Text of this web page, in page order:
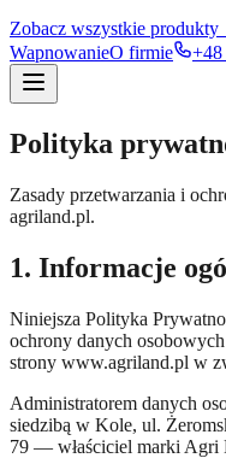
Zobacz wszystkie
WapnowanieO firmie +48
Polityka
Zasady przetwarzania i
agriland.pl.
1. Informacje
Niniejsza Polityka
ochrony danych
strony www.agriland.pl w
Administratorem danych
siedzibą w Kole, ul.
79 — właściciel marki Agri